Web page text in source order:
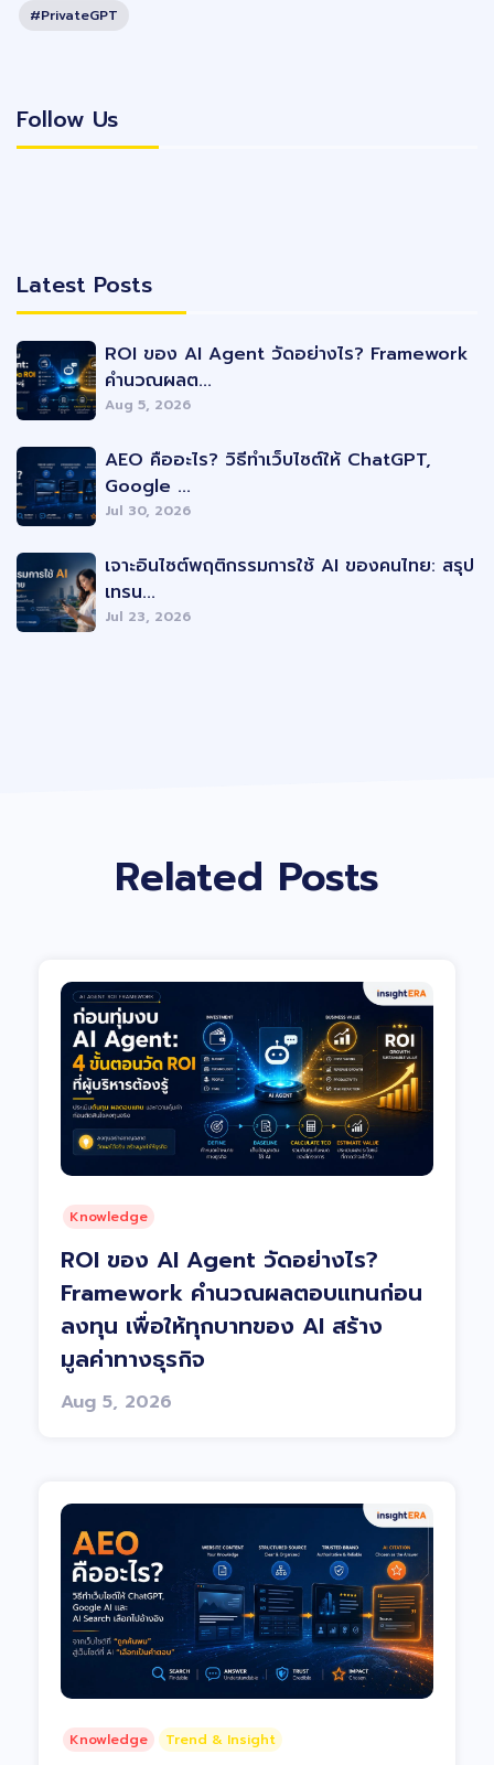
#PrivateGPT
Follow Us
Latest Posts
ROI ของ AI Agent วัดอย่างไร? Framework
คำนวณผลต...
Aug 5, 2026
AEO คืออะไร? วิธีทำเว็บไซต์ให้ ChatGPT,
Google ...
Jul 30, 2026
เจาะอินไซต์พฤติกรรมการใช้ AI ของคนไทย: สรุป
เทรน...
Jul 23, 2026
Related Posts
Knowledge
ROI ของ AI Agent วัดอย่างไร?
Framework คำนวณผลตอบแทนก่อน
ลงทุน เพื่อให้ทุกบาทของ AI สร้าง
มูลค่าทางธุรกิจ
Aug 5, 2026
Knowledge Trend & Insight